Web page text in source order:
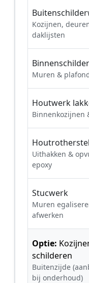
Kozijnen,
daklijsten
Muren &
Houtwerk
Binnenkozijnen
Houtrotherstel
Uithakken &
epoxy
Stucwerk
Muren
afwerken
Optie:
schilderen
Buitenzijde
bij onderhoud)